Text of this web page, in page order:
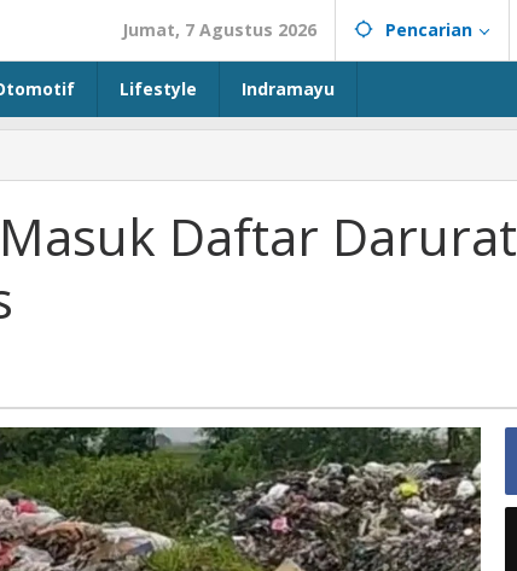
Jumat, 7 Agustus 2026 Pencarian
Lifestyle Indramayu
Daftar Darurat